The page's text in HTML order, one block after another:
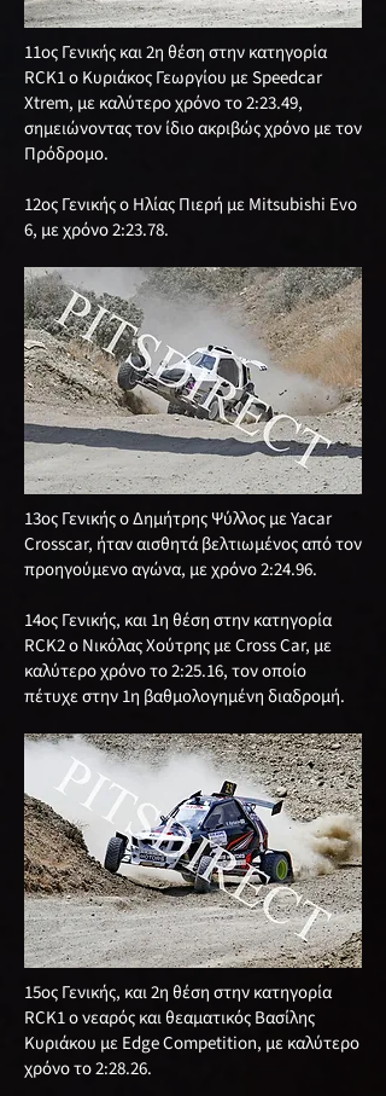
11ος Γενικής και 2η θέση στην κατηγορία
RCK1 ο Κυριάκος Γεωργίου με Speedcar
Xtrem, με καλύτερο χρόνο το 2:23.49,
σημειώνοντας τον ίδιο ακριβώς χρόνο με τον
Πρόδρομο.
12ος Γενικής ο Ηλίας Πιερή με Mitsubishi Evo
6, με χρόνο 2:23.78.
13ος Γενικής ο Δημήτρης Ψύλλος με Yacar
Crosscar, ήταν αισθητά βελτιωμένος από τον
προηγούμενο αγώνα, με χρόνο 2:24.96.
14ος Γενικής, και 1η θέση στην κατηγορία
RCΚ2 ο Νικόλας Χούτρης με Cross Car, με
καλύτερο χρόνο το 2:25.16, τον οποίο
πέτυχε στην 1η βαθμολογημένη διαδρομή.
15ος Γενικής, και 2η θέση στην κατηγορία
RCΚ1 ο νεαρός και θεαματικός Βασίλης
Κυριάκου με Edge Competition, με καλύτερο
χρόνο το 2:28.26.